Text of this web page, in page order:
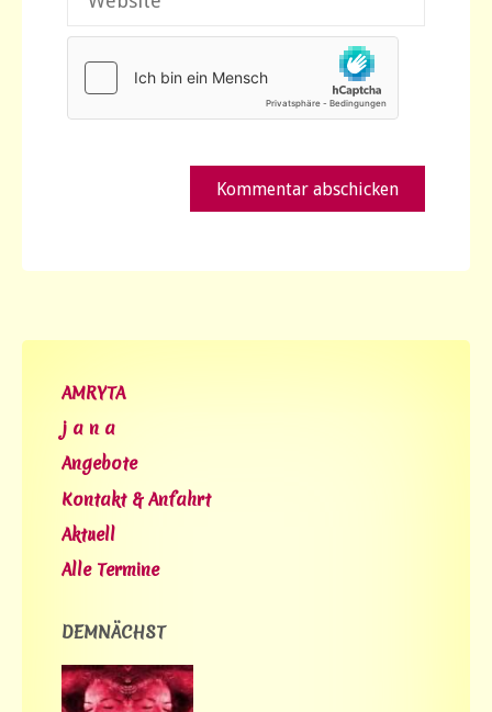
AMRYTA
j a n a
Angebote
Kontakt & Anfahrt
Aktuell
Alle Termine
DEMNÄCHST